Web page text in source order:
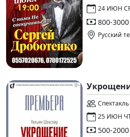
24 ИЮН
800-
Русский
Спектакль
25 ИЮН
500-